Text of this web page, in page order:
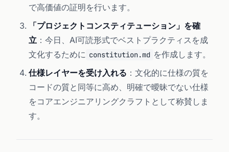
で高価値の証明を行います。
「プロジェクトコンスティテューション」を確
立 ：今日、AI可読形式でベストプラクティスを成
文化するために constitution.md を作成します。
仕様レイヤーを受け入れる ：文化的に仕様の質を
コードの質と同等に高め、明確で曖昧でない仕様
をコアエンジニアリングクラフトとして称賛しま
す。